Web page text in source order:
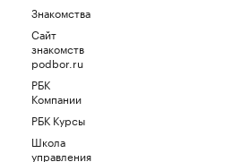
Знакомства
Сайт
знакомств
podbor.ru
РБК
Компании
РБК Курсы
Школа
управления